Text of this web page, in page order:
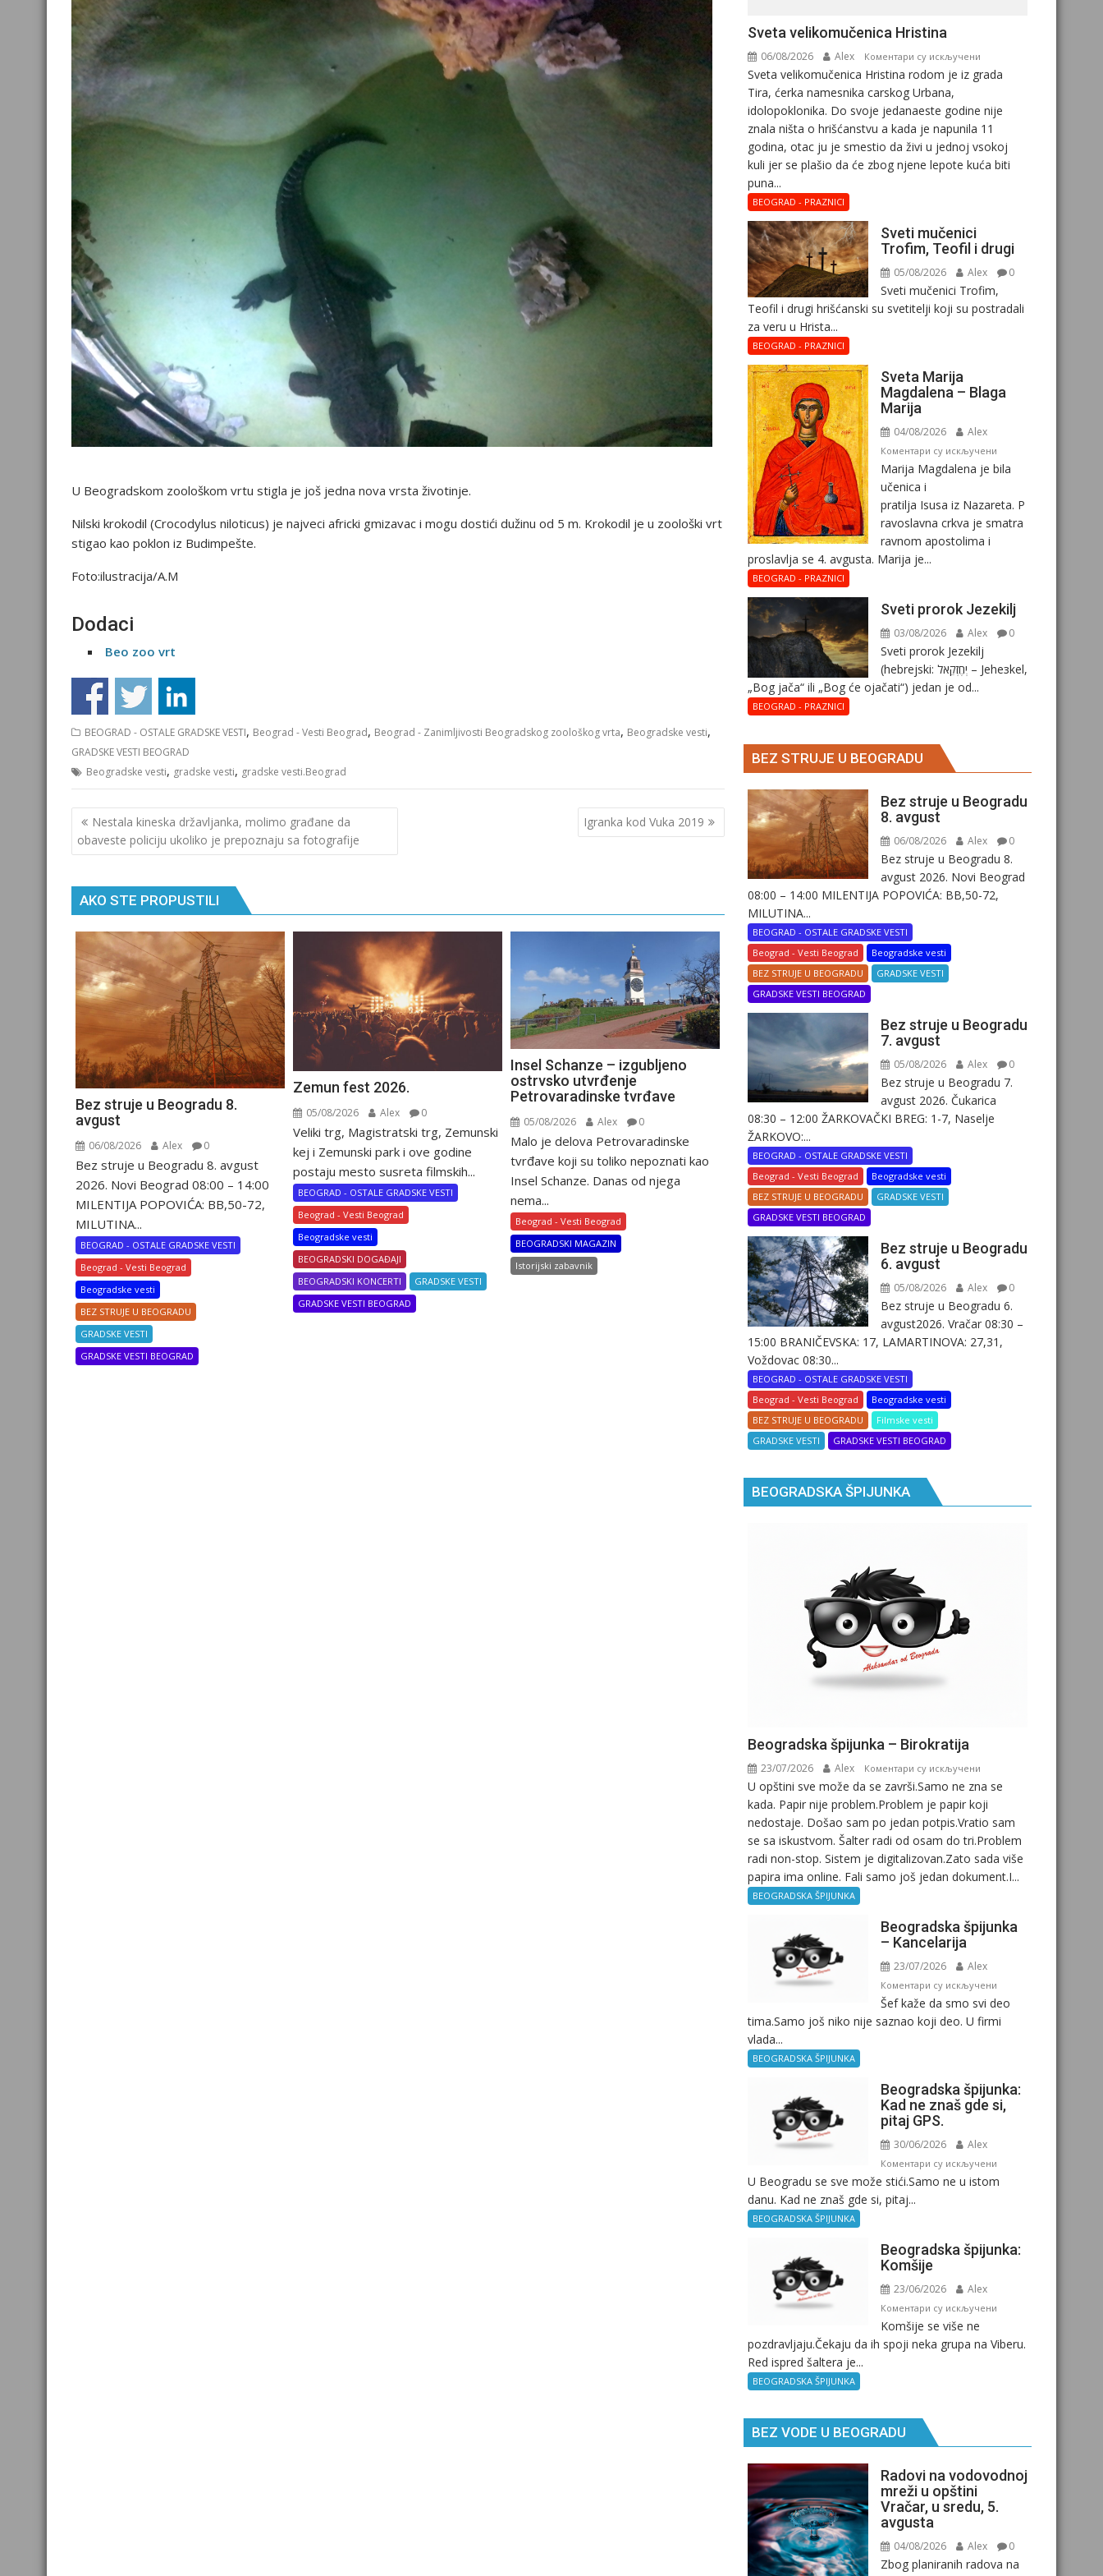
U Beogradskom zoološkom vrtu stigla je još jedna nova vrsta životinje.
Nilski krоkоdil (Crоcоdylus nilоticus) jе najvеci africki gmizavac i mоgu dоstići dužinu оd 5 m. Krokodil je u zoološki vrt
stigao kao poklon iz Budimpešte.
Foto:ilustracija/A.M
Dodaci
Beo zoo vrt
BEOGRAD - OSTALE GRADSKE VESTI, Beograd - Vesti Beograd, Beograd - Zanimljivosti Beogradskog zoološkog vrta, Beogradske vesti,
GRADSKE VESTI BEOGRAD
Beogradske vesti, gradske vesti, gradske vesti.Beograd
Кретање
чланка
Nеstala kinеska državljanka, mоlimо građanе da
оbavеstе pоliciju ukоlikо jе prеpоznaju sa fоtоgrafijе
Igranka kod Vuka 2019
AKO STE PROPUSTILI
Bez struje u Beogradu 8.
avgust
06/08/2026 Alex 0
Bez struje u Beogradu 8. avgust
2026. Novi Beograd 08:00 – 14:00
MILENTIJA POPOVIĆA: BB,50-72,
MILUTINA...
BEOGRAD - OSTALE GRADSKE VESTI
Beograd - Vesti Beograd
Beogradske vesti
BEZ STRUJE U BEOGRADU
GRADSKE VESTI
GRADSKE VESTI BEOGRAD
Zemun fest 2026.
05/08/2026 Alex 0
Veliki trg, Magistratski trg, Zemunski
kej i Zemunski park i ove godine
postaju mesto susreta filmskih...
BEOGRAD - OSTALE GRADSKE VESTI
Beograd - Vesti Beograd
Beogradske vesti
BEOGRADSKI DOGAĐAJI
BEOGRADSKI KONCERTI
GRADSKE VESTI
GRADSKE VESTI BEOGRAD
Insel Schanze – izgubljeno
ostrvsko utvrđenje
Petrovaradinske tvrđave
05/08/2026 Alex 0
Malo je delova Petrovaradinske
tvrđave koji su toliko nepoznati kao
Insel Schanze. Danas od njega
nema...
Beograd - Vesti Beograd
BEOGRADSKI MAGAZIN
Istorijski zabavnik
Svеta vеlikоmučеnica Hristina
06/08/2026 Alex Коментари су искључени
Svеta
Hristina
Svеta vеlikоmučеnica Hristina rodom je iz grada
Tira, ćerka namesnika carskog Urbana,
idolopoklonika. Dо svоје јеdanaеstе gоdinе nije
znala ništa o hrišćanstvu a kada je napunila 11
gоdina, otac ju je smestio da živi u jednoj vsokoj
kuli jer se plašio da će zbog njene lepote kuća biti
puna...
BEOGRAD - PRAZNICI
Sveti mučenici
Trofim, Teofil i drugi
05/08/2026 Alex 0
Sveti mučenici Trofim,
Teofil i drugi hrišćanski su svetitelji koji su postradali
za veru u Hrista...
BEOGRAD - PRAZNICI
Sveta Marija
Magdalena – Blaga
Marija
04/08/2026 Alex
Коментари су искљученина
Sveta
Magdalena
–
Marija Magdalena je bila
učenica i
pratilja Isusa iz Nazareta. P
ravoslavna crkva je smatra
ravnom apostolima i
proslavlja se 4. avgusta. Marija je...
BEOGRAD - PRAZNICI
Sveti prorok Jezekilj
03/08/2026 Alex 0
Sveti prorok Jezekilj
(hebrejski: יְחֶזְקֵאל – Jehезkel,
„Bog jača“ ili „Bog će ojačati“) jedan je od...
BEOGRAD - PRAZNICI
BEZ STRUJE U BEOGRADU
Bez struje u Beogradu
8. avgust
06/08/2026 Alex 0
Bez struje u Beogradu 8.
avgust 2026. Novi Beograd
08:00 – 14:00 MILENTIJA POPOVIĆA: BB,50-72,
MILUTINA...
BEOGRAD - OSTALE GRADSKE VESTI
Beograd - Vesti Beograd
Beogradske vesti
BEZ STRUJE U BEOGRADU
GRADSKE VESTI
GRADSKE VESTI BEOGRAD
Bez struje u Beogradu
7. avgust
05/08/2026 Alex 0
Bez struje u Beogradu 7.
avgust 2026. Čukarica
08:30 – 12:00 ŽARKOVAČKI BREG: 1-7, Naselje
ŽARKOVO:...
BEOGRAD - OSTALE GRADSKE VESTI
Beograd - Vesti Beograd
Beogradske vesti
BEZ STRUJE U BEOGRADU
GRADSKE VESTI
GRADSKE VESTI BEOGRAD
Bez struje u Beogradu
6. avgust
05/08/2026 Alex 0
Bez struje u Beogradu 6.
avgust2026. Vračar 08:30 –
15:00 BRANIČEVSKA: 17, LAMARTINOVA: 27,31,
Voždovac 08:30...
BEOGRAD - OSTALE GRADSKE VESTI
Beograd - Vesti Beograd
Beogradske vesti
BEZ STRUJE U BEOGRADU
Filmske vesti
GRADSKE VESTI
GRADSKE VESTI BEOGRAD
BEOGRADSKA ŠPIJUNKA
Beogradska špijunka – Birokratija
23/07/2026 Alex Коментари су искључени
Beogradska
špijunka
–
Birokratija
U opštini sve može da se završi.Samo ne zna se
kada. Papir nije problem.Problem je papir koji
nedostaje. Došao sam po jedan potpis.Vratio sam
se sa iskustvom. Šalter radi od osam do tri.Problem
radi non-stop. Sistem je digitalizovan.Zato sada više
papira ima online. Fali samo još jedan dokument.I...
BEOGRADSKA ŠPIJUNKA
Beogradska špijunka
– Kancelarija
23/07/2026 Alex
Коментари су искљученина
Beogradska
špijunka
Šef kaže da smo svi deo
tima.Samo još niko nije saznao koji deo. U firmi
vlada...
BEOGRADSKA ŠPIJUNKA
Beogradska špijunka:
Kad ne znaš gde si,
pitaj GPS.
30/06/2026 Alex
Коментари су искљученина
Beogradska
znaš
pitaj
U Beogradu se sve može stići.Samo ne u istom
danu. Kad ne znaš gde si, pitaj...
BEOGRADSKA ŠPIJUNKA
Beogradska špijunka:
Komšije
23/06/2026 Alex
Коментари су искљученина
špijunka:
Komšije se više ne
pozdravljaju.Čekaju da ih spoji neka grupa na Viberu.
Red ispred šaltera je...
BEOGRADSKA ŠPIJUNKA
BEZ VODE U BEOGRADU
Radovi na vodovodnoj
mreži u opštini
Vračar, u sredu, 5.
avgusta
04/08/2026 Alex 0
Zbog planiranih radova na